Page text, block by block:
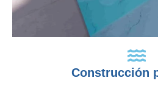
Construcción